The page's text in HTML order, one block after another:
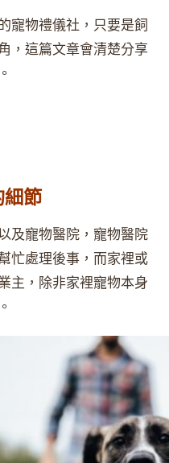
寵物禮儀社，只要是飼
，這篇文章會清楚分享
細節
及寵物醫院，寵物醫院
忙處理後事，而家裡或
主，除非家裡寵物本身